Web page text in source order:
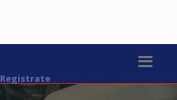
Registrate